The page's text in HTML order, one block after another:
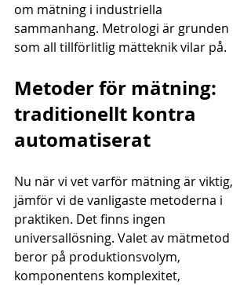
om mätning i industriella
sammanhang. Metrologi är grunden
som all tillförlitlig mätteknik vilar på.
Metoder för mätning:
traditionellt kontra
automatiserat
Nu när vi vet varför mätning är viktig,
jämför vi de vanligaste metoderna i
praktiken. Det finns ingen
universallösning. Valet av mätmetod
beror på produktionsvolym,
komponentens komplexitet,